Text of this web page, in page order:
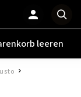
leeren
/